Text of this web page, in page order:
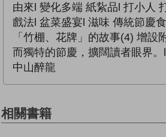
由來l 變化多端 紙紥品l 打小人
戲法l 盆菜盛宴l 滋味 傳統節慶
「竹棚、花牌」的故事(4) 增設
而獨特的節慶，擴闊讀者眼界
中山醉龍
相關書籍